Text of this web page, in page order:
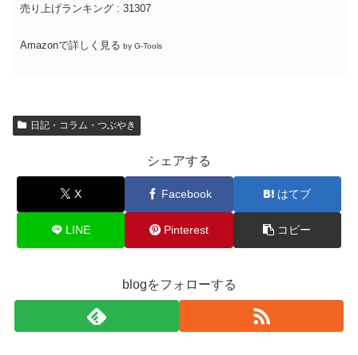
売り上げランキング : 31307
Amazonで詳しく見る by G-Tools
日記・コラム・つぶやき
シェアする
X Facebook はてブ
LINE Pinterest コピー
blogをフォローする